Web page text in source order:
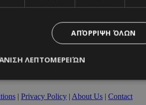
| Privacy Policy | About Us | Contact
ΑΠΌΡΡΙΨΗ ΌΛΩΝ
ΛΕΠΤΟΜΕΡΕΙΏΝ
απαραίτητα Απόδοσης Στόχευσης